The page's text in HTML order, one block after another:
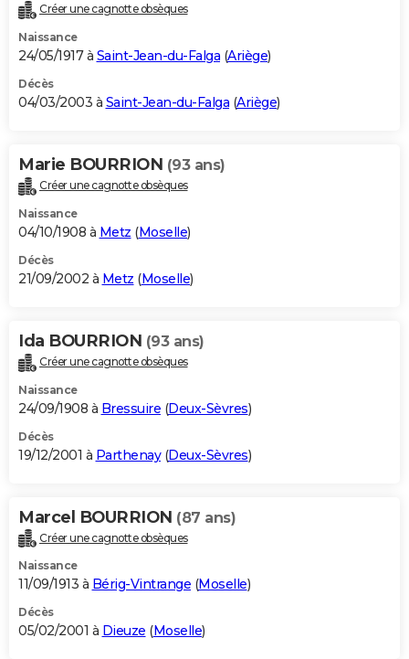
Créer une cagnotte obsèques
Naissance
24/05/1917 à Saint-Jean-du-Falga (Ariège)
Décès
04/03/2003 à Saint-Jean-du-Falga (Ariège)
Marie BOURRION (93 ans)
Créer une cagnotte obsèques
Naissance
04/10/1908 à Metz (Moselle)
Décès
21/09/2002 à Metz (Moselle)
Ida BOURRION (93 ans)
Créer une cagnotte obsèques
Naissance
24/09/1908 à Bressuire (Deux-Sèvres)
Décès
19/12/2001 à Parthenay(Deux-Sèvres)
Marcel BOURRION (87 ans)
Créer une cagnotte obsèques
Naissance
11/09/1913 à Bérig-Vintrange (Moselle)
Décès
05/02/2001 à Dieuze (Moselle)